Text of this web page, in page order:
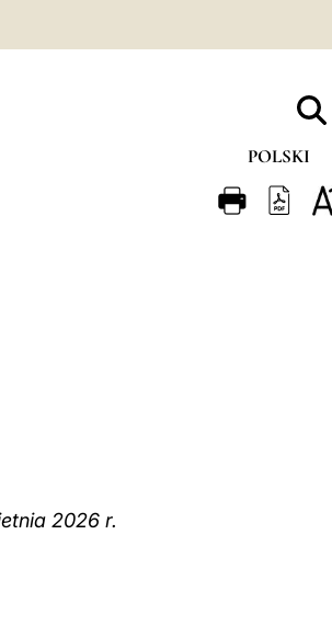
POLSKI
FRANÇAIS
2026 r.